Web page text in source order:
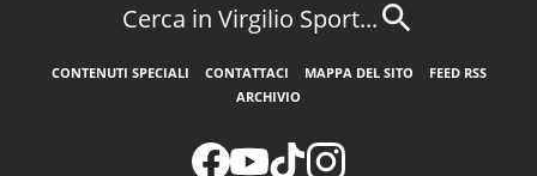
Cerca in Virgilio Sport...
CONTENUTI SPECIALI CONTATTACI MAPPA DEL SITO
FEED RSS
ARCHIVIO